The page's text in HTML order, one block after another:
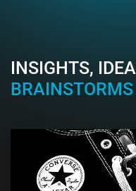
INSIGHTS,
BRAINSTORMS